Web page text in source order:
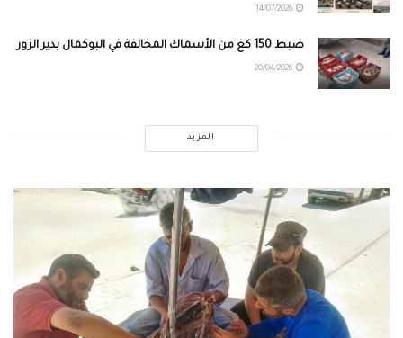
ضبط 150 كغ من الأسماك المخالفة في البوكمال بدير الزور
المزيد